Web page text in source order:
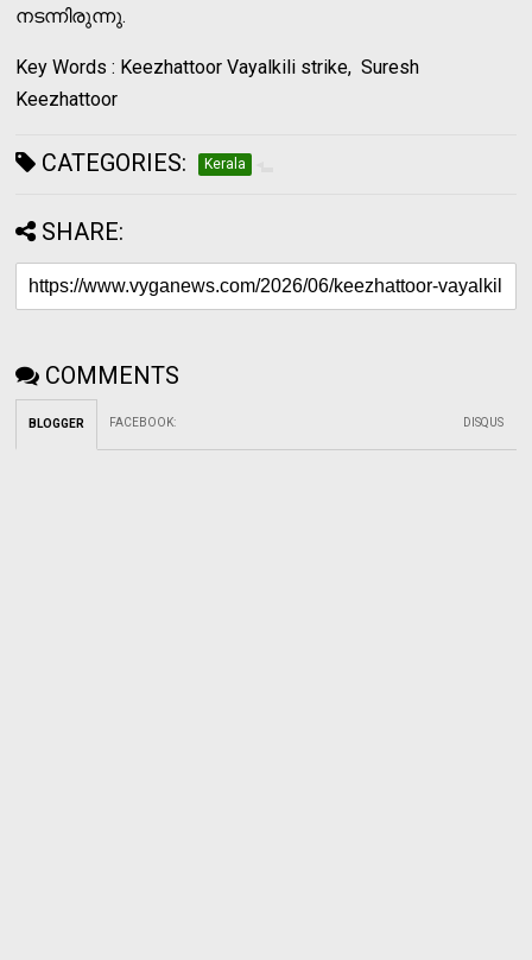
നടന്നിരുന്നു.
Key Words : Keezhattoor Vayalkili strike, Suresh
Keezhattoor
CATEGORIES: Kerala
SHARE:
COMMENTS
BLOGGER FACEBOOK: DISQUS